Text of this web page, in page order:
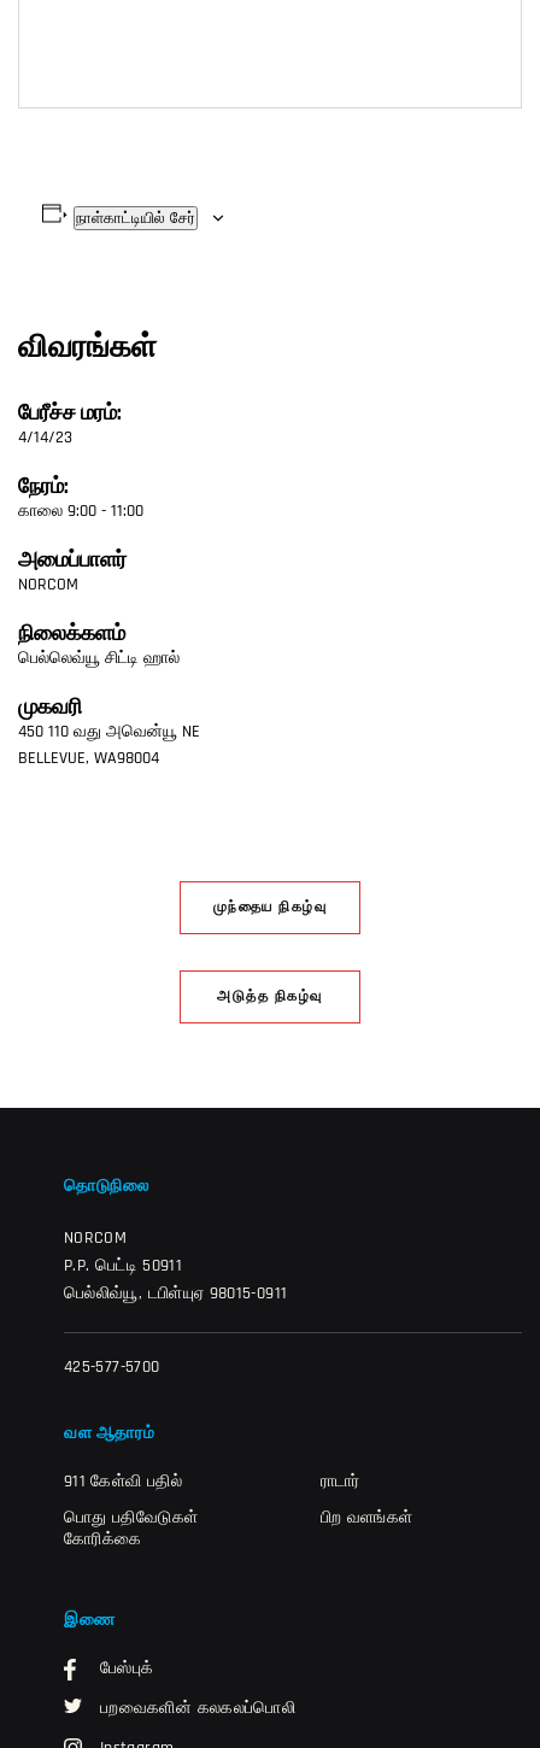
நாள்காட்டியில் சேர்
விவரங்கள்
பேரீச்ச மரம்:
4/14/23
நேரம்:
காலை 9:00 - 11:00
அமைப்பாளர்
NORCOM
நிலைக்களம்
பெல்லெவ்யூ சிட்டி ஹால்
முகவரி
450 110 வது அவென்யூ NE
BELLEVUE, WA98004
முந்தைய நிகழ்வு
அடுத்த நிகழ்வு
தொடுநிலை
NORCOM
P.P. பெட்டி 50911
பெல்லிவ்யூ, டபிள்யுஏ 98015-0911
425-577-5700
வள ஆதாரம்
911 கேள்வி பதில்
பொது பதிவேடுகள்
கோரிக்கை
ராடார்
பிற வளங்கள்
இணை
பேஸ்புக்
பறவைகளின் கலகலப்பொலி